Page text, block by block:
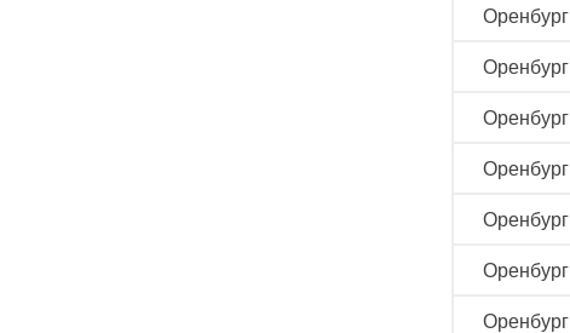
Оренбург
Оренбург
Оренбург
Оренбург
Оренбург
Оренбург
Оренбург